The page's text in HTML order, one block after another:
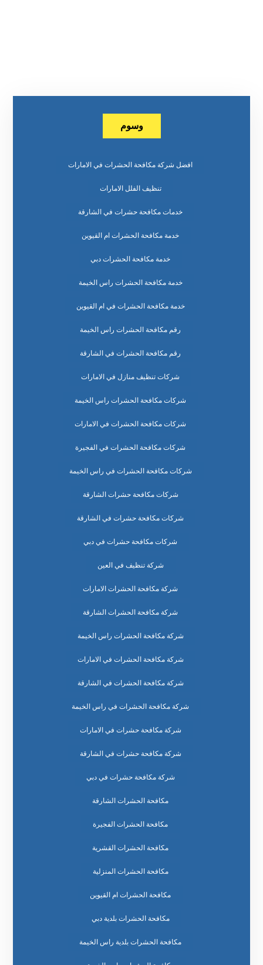
وسوم
افضل شركة مكافحة الحشرات في الامارات
تنظيف الفلل الامارات
خدمات مكافحة حشرات في الشارقة
خدمة مكافحة الحشرات ام القيوين
خدمة مكافحة الحشرات دبي
خدمة مكافحة الحشرات راس الخيمة
خدمة مكافحة الحشرات في ام القيوين
رقم مكافحة الحشرات راس الخيمة
رقم مكافحة الحشرات في الشارقة
شركات تنظيف منازل في الامارات
شركات مكافحة الحشرات راس الخيمة
شركات مكافحة الحشرات في الامارات
شركات مكافحة الحشرات في الفجيرة
شركات مكافحة الحشرات في راس الخيمة
شركات مكافحة حشرات الشارقة
شركات مكافحة حشرات في الشارقة
شركات مكافحة حشرات في دبي
شركة تنظيف في العين
شركة مكافحة الحشرات الامارات
شركة مكافحة الحشرات الشارقة
شركة مكافحة الحشرات راس الخيمة
شركة مكافحة الحشرات في الامارات
شركة مكافحة الحشرات في الشارقة
شركة مكافحة الحشرات في راس الخيمة
شركة مكافحة حشرات في الامارات
شركة مكافحة حشرات في الشارقة
شركة مكافحة حشرات في دبي
مكافحة الحشرات الشارقة
مكافحة الحشرات الفجيرة
مكافحة الحشرات القشرية
مكافحة الحشرات المنزلية
مكافحة الحشرات ام القيوين
مكافحة الحشرات بلدية دبي
مكافحة الحشرات بلدية راس الخيمة